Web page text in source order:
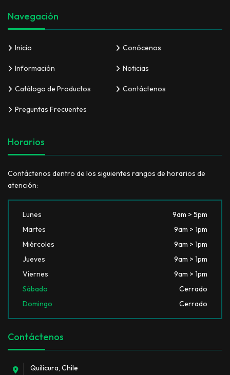
Navegación
Inicio Conócenos
Información Noticias
Catálogo de Productos Contáctenos
Preguntas Frecuentes
Horarios
Contáctenos dentro de los siguientes rangos de horarios de
atención:
Lunes
9am > 5pm
Martes
9am > 1pm
Miércoles
9am > 1pm
Jueves
9am > 1pm
Viernes
9am > 1pm
Sábado
Cerrado
Domingo
Cerrado
Contáctenos
Quilicura, Chile